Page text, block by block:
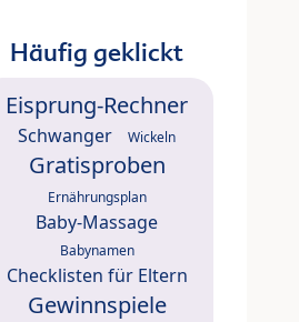
Häufig geklickt
Eisprung-Rechner
Schwanger Wickeln
Gratisproben
Ernährungsplan
Baby-Massage
Babynamen
Checklisten für Eltern
Gewinnspiele